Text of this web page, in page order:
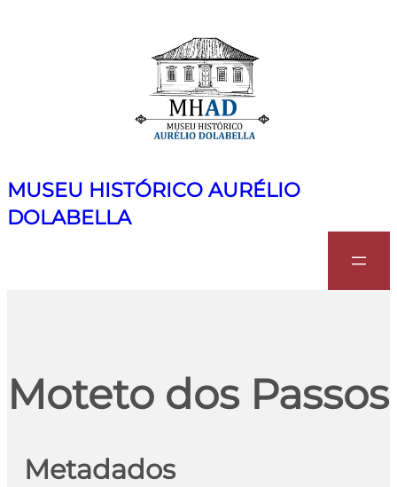
MUSEU HISTÓRICO AURÉLIO
DOLABELLA
Moteto dos Passos
Metadados